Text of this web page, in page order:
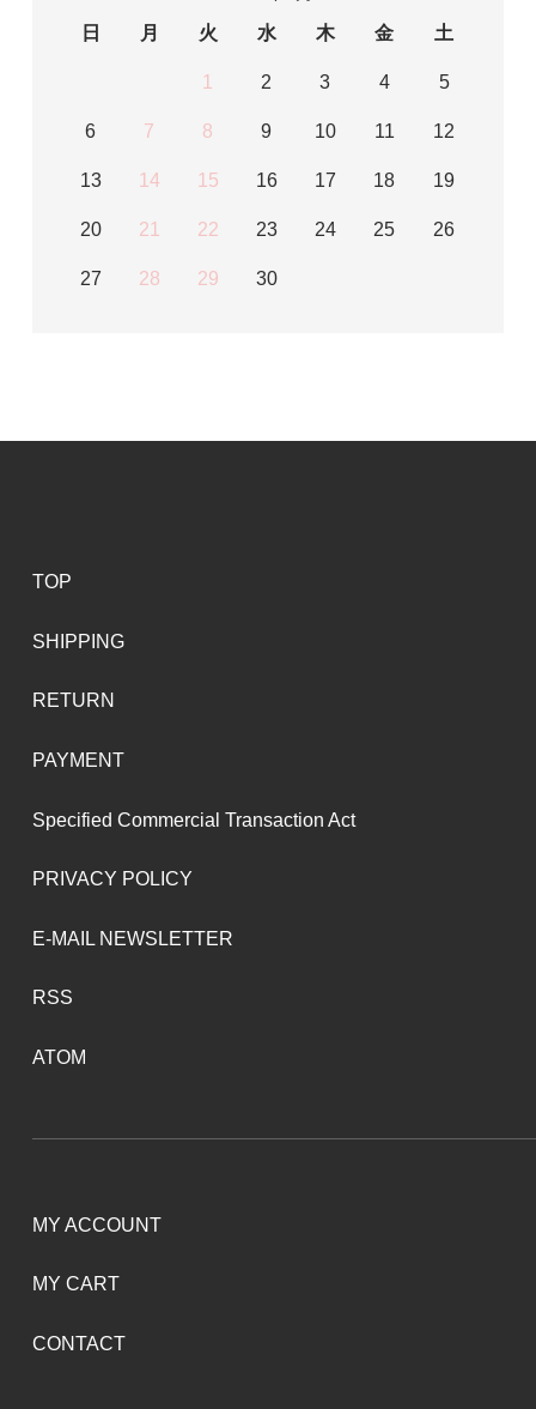
日
月 火 水 木 金 土
1 2 3 4 5
6 7 8 9 10 11 12
13 14 15 16 17 18 19
20 21 22 23 24 25 26
27 28 29 30
TOP
SHIPPING
RETURN
PAYMENT
Specified Commercial Transaction Act
PRIVACY POLICY
E-MAIL NEWSLETTER
RSS
ATOM
MY ACCOUNT
MY CART
CONTACT